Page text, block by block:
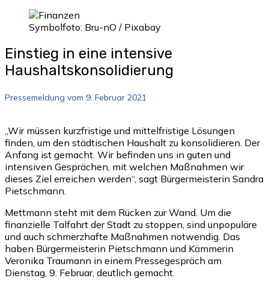
Symbolfoto: Bru-nO / Pixabay
Einstieg in eine intensive
Haushaltskonsolidierung
Pressemeldung vom 9. Februar 2021
„Wir müssen kurzfristige und mittelfristige Lösungen
finden, um den städtischen Haushalt zu konsolidieren. Der
Anfang ist gemacht. Wir befinden uns in guten und
intensiven Gesprächen, mit welchen Maßnahmen wir
dieses Ziel erreichen werden“, sagt Bürgermeisterin Sandra
Pietschmann.
Mettmann steht mit dem Rücken zur Wand. Um die
finanzielle Talfahrt der Stadt zu stoppen, sind unpopuläre
und auch schmerzhafte Maßnahmen notwendig. Das
haben Bürgermeisterin Pietschmann und Kämmerin
Veronika Traumann in einem Pressegespräch am
Dienstag, 9. Februar, deutlich gemacht.